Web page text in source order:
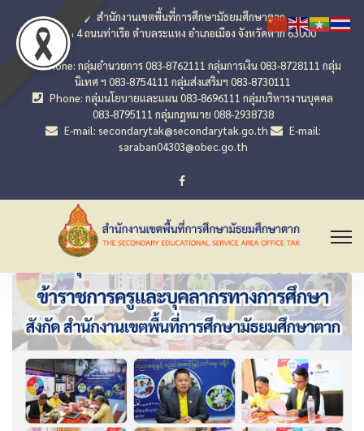
สำนักงานเขตพื้นที่การศึกษามัธยมศึกษาตาก
เลขที่ 4 ถนนท่าเรือ ตำบลระแหง อำเภอเมือง จังหวัดตาก 63000
Phone: กลุ่มอำนวยการ 083-8762111 กลุ่มการเงิน 083-8728111 กลุ่ม
นิเทศ ฯ 083-8754111 กลุ่มส่งเสริมฯ 083-8730111
Phone: กลุ่มนโยบายและแผน 083-8696111 กลุ่มบริหารงานบุคคล
083-8795111 กลุ่มกฎหมาย 088-2938738
E-mail: secondarytak@secondarytak.go.th
E-mail:
saraban04303@obec.go.th